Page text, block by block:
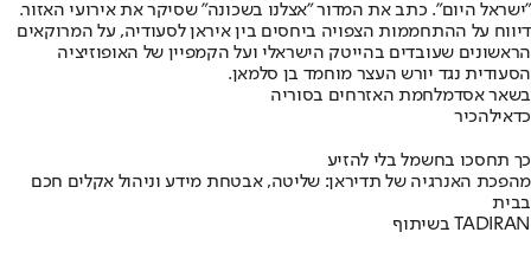
"ישראל היום". כתב את המדור "אצלנו בשכונה" שסיקר את אירועי האזור.
דיווח על ההתחממות הצפויה ביחסים בין איראן לסעודיה, על המרוקאים
הראשונים שעובדים בהייטק הישראלי ועל הקמפיין של האופוזיציה
הסעודית נגד יורש העצר מוחמד בן סלמאן.
בשאר אסדמלחמת האזרחים בסוריה
כדאילהכיר
כך תחסכו בחשמל בלי להזיע
מהפכת האנרגיה של תדיראן: שליטה, אבטחת מידע וניהול אקלים חכם
בבית
בשיתוף TADIRAN